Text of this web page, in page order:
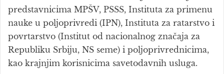
predstavnicima MPŠV, PSSS, Instituta za primenu
nauke u poljoprivredi (IPN), Instituta za ratarstvo i
povrtarstvo (Institut od nacionalnog značaja za
Republiku Srbiju, NS seme) i poljoprivrednicima,
kao krajnjim korisnicima savetodavnih usluga.